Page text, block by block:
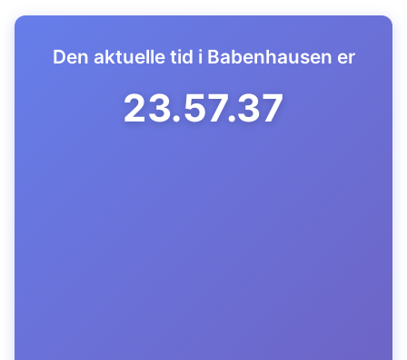
Den aktuelle tid i Babenhausen er
23.57.38